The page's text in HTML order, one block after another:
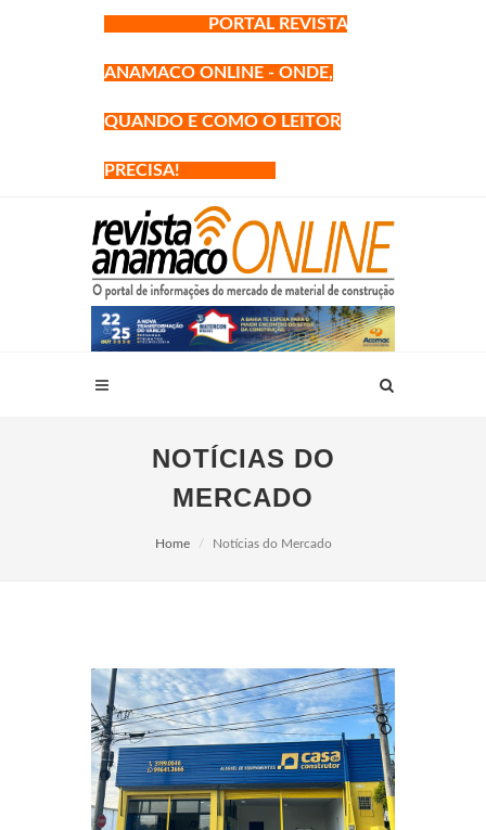
PORTAL REVISTA
ANAMACO ONLINE - ONDE,
QUANDO E COMO O LEITOR
PRECISA!
NOTÍCIAS DO
MERCADO
Home Notícias do Mercado